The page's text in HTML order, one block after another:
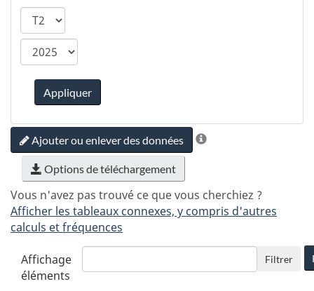
Appliquer
Ajouter ou enlever des données
Options de téléchargement
Vous n'avez pas trouvé ce que vous cherchiez ?
Afficher les tableaux connexes, y compris d'autres
calculs et fréquences
Affichage
éléments
Filtrer